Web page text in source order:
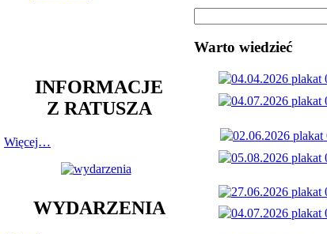
INFORMACJE
Z RATUSZA
Więcej…
WYDARZENIA
Warto wiedzieć